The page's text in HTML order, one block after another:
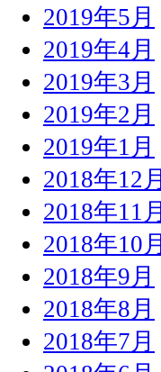
2019年5月
2019年4月
2019年3月
2019年2月
2019年1月
2018年12月
2018年11月
2018年10月
2018年9月
2018年8月
2018年7月